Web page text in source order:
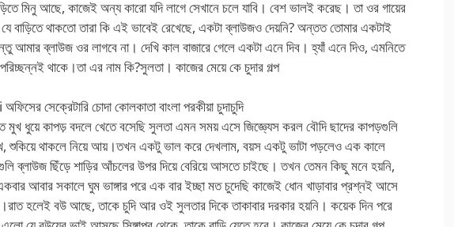
মিনু আছে, কাজেই অন্য কারো যদি লাগে সেখানে চলে যাবি। বেশ ভালই করেছ। তা ওর গায়ের
বাড়িতে থাকতো তারা কি এই ভাবেই রেখেছে, একটা ব্লাউজও দেয়নি? অন্তত তোমার একটাই
আমার ব্লাউজ ওর লাগবে না। দেখি কাল বাজারে গেলে একটা এনে দিব। হ্যাঁ এনে দিও, এমনিতে
থাকে।তা এর নাম কি?সুলতা। কাজের মেয়ে কে চুদার গল্প
সেক্রেটারি চোদা কোলকাতা বাংলা পরকীয়া চুদাচুদি
মুখ ধুয়ে কাপড় বদলে খেতে বসেছি সুলতা এমন সময় এসে জিজ্ঞ্যেস করল বৌদি ছাদের কাপড়গুলি
শুকিয়ে থাকলে নিয়ে আয়।তখন একটু ভাল করে দেখলাম, বয়স একটু ভাটা পড়লেও এক কালে
ব্লাউজ ছিঁড়ে শাড়ির আঁচলের উপর দিয়ে বেরিয়ে আসতে চাইছে। তখন তেমন কিছু মনে হয়নি,
আবার সকালে ঘুম ভাঙ্গার পরে এক বার ইচ্ছা মত চুদেছি কাজেই ধোন খাড়াবার প্রশ্নই আসে
হলেই বউ আছে, তাকে চুদি আর ওই সুলতার দিকে তাকাবার দরকার হয়নি। কয়েক দিন পরে